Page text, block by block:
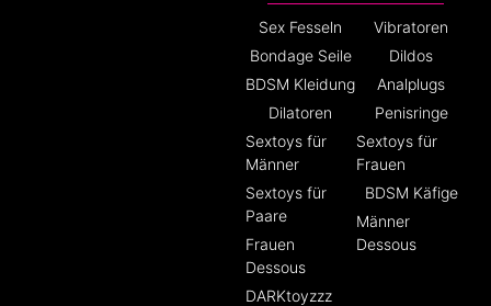
Sex Fesseln
Bondage Seile
BDSM Kleidung
Dilatoren
Sextoys für
Männer
Sextoys für
Paare
Frauen
Dessous
DARKtoyzzz
Vibratoren
Dildos
Analplugs
Penisringe
Sextoys für
Frauen
BDSM Käfige
Männer
Dessous